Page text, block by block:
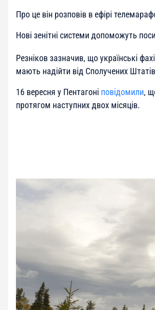
Про це він розповів в ефірі
Нові зенітні системи допоможуть
Резніков зазначив, що українські
мають надійти від Сполучених
16 вересня у Пентагоні повідомили,
протягом наступних двох місяців.